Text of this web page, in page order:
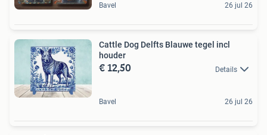
Bavel 26 jul 26
Cattle Dog Delfts Blauwe tegel incl
houder
€ 12,50 Details
Bavel 26 jul 26